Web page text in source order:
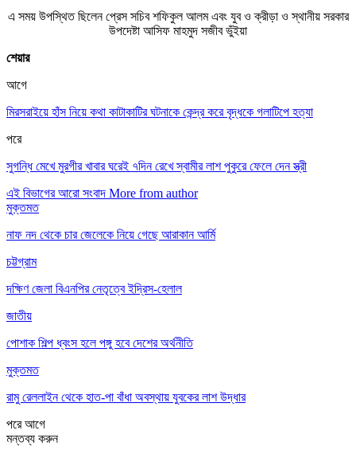
এ সময় উপস্থিত ছিলেন প্রেস সচিব শফিকুল আলম এবং যুব ও ক্রীড়া ও স্থানীয় সরকার
উপদেষ্টা আসিফ মাহমুদ সজীব ভুঁইয়া
শেয়ার
আগে
মিরসরাইয়ে হাঁস নিয়ে কথা কাটাকাটির ঘটনাকে কেন্দ্র করে বৃদ্ধকে গলাটিপে হত্যা
পরে
সুগন্ধি মেখে মুরগীর খাবার ঘরেই ৭দিন রেখে স্বামীর লাশ পুকুরে ফেলে দেন স্ত্রী
এই বিভাগের আরো সংবাদ More from author
মুক্তমত
নাফ নদ থেকে চার জেলেকে নিয়ে গেছে আরাকান আর্মি
চট্টগ্রাম
দক্ষিণ জেলা বিএনপির নেতৃত্বে ইদ্রিস-হেলাল
জাতীয়
পোশাক শিল্প ধ্বংস হলে পঙ্গু হবে দেশের অর্থনীতি
মুক্তমত
রামু রেললাইন থেকে হাত-পা বাঁধা অবস্থায় যুবকের লাশ উদ্ধার
পরেআগে
মন্তব্য করুন